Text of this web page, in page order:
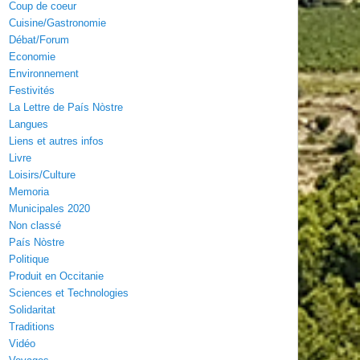
Coup de coeur
Cuisine/Gastronomie
Débat/Forum
Economie
Environnement
Festivités
La Lettre de País Nòstre
Langues
Liens et autres infos
Livre
Loisirs/Culture
Memoria
Municipales 2020
Non classé
País Nòstre
Politique
Produit en Occitanie
Sciences et Technologies
Solidaritat
Traditions
Vidéo